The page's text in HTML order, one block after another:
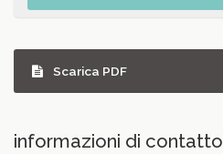
Scarica PDF
informazioni di contatto